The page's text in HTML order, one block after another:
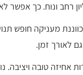
רחב ונוח. כך אפשר
מעניקה חופש
לאורך זמן.
אחיזה טובה